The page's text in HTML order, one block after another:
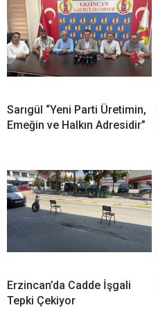
Sarıgül “Yeni Parti Üretimin,
Emeğin ve Halkın Adresidir”
Erzincan’da Cadde İşgali
Tepki Çekiyor